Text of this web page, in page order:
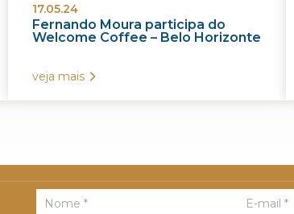
17.05.24
Fernando Moura participa do
Welcome Coffee – Belo Horizonte
veja mais